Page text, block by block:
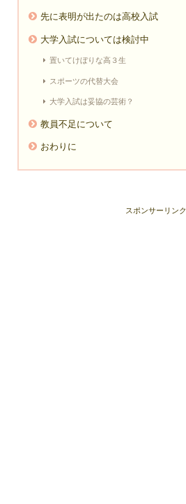
先に表明が出たのは高校入試
大学入試については検討中
置いてけぼりな高３生
スポーツの代替大会
大学入試は妥協の芸術？
教員不足について
おわりに
スポンサーリンク